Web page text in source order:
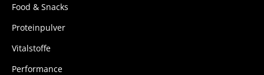
Food & Snacks
Proteinpulver
Vitalstoffe
Performance